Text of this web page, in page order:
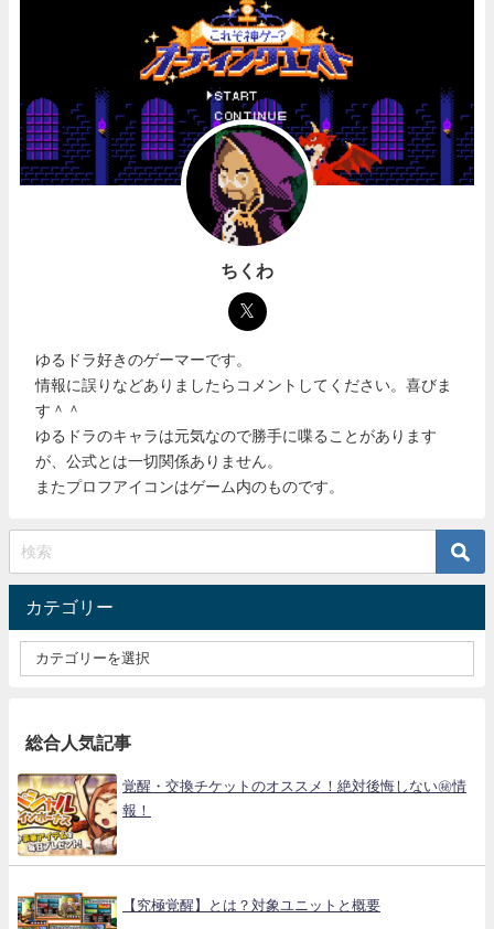
ちくわ
ゆるドラ好きのゲーマーです。
情報に誤りなどありましたらコメントしてください。喜びま
す＾＾
ゆるドラのキャラは元気なので勝手に喋ることがあります
が、公式とは一切関係ありません。
またプロフアイコンはゲーム内のものです。
カテゴリー
総合人気記事
覚醒・交換チケットのオススメ！絶対後悔しない㊙情
報！
【究極覚醒】とは？対象ユニットと概要